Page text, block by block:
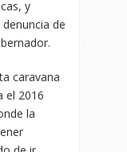
y
de
caravana
el 2016
la